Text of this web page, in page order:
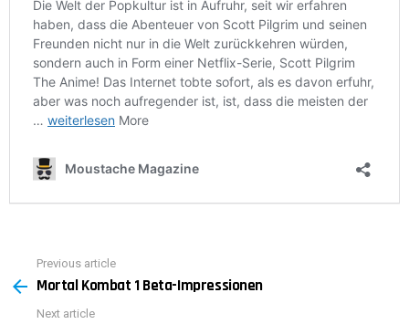
more
Previous article
Mortal Kombat 1 Beta-Impressionen
Next article